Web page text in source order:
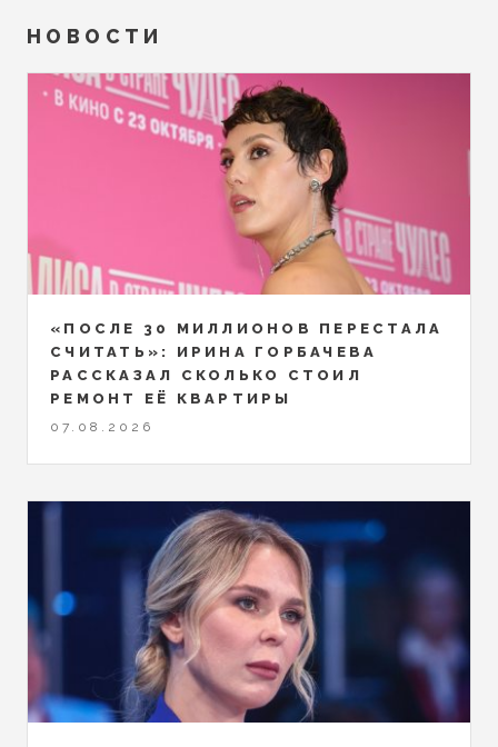
НОВОСТИ
«ПОСЛЕ 30 МИЛЛИОНОВ ПЕРЕСТАЛА
СЧИТАТЬ»: ИРИНА ГОРБАЧЕВА
РАССКАЗАЛ СКОЛЬКО СТОИЛ
РЕМОНТ ЕЁ КВАРТИРЫ
07.08.2026